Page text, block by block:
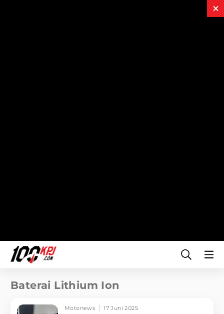
Baterai Lithium Ion
Motonews 17 Juni 2025